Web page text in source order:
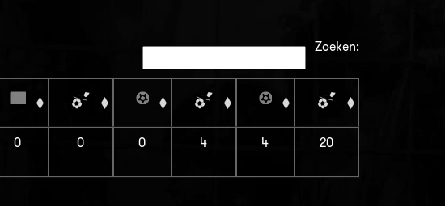
Zoeken:
0 0 0 4 4 20